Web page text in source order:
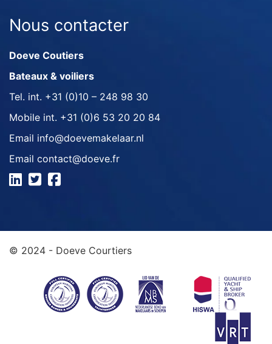
Nous contacter
Doeve Coutiers
Bateaux & voiliers
Tel. int. +31 (0)10 – 248 98 30
Mobile int. +31 (0)6 53 20 20 84
Email info@doevemakelaar.nl
Email contact@doeve.fr
© 2024 - Doeve Courtiers